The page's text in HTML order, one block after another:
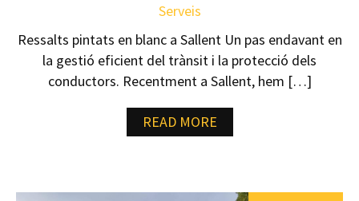
Serveis
Ressalts pintats en blanc a Sallent Un pas endavant en
la gestió eficient del trànsit i la protecció dels
conductors. Recentment a Sallent, hem […]
READ MORE